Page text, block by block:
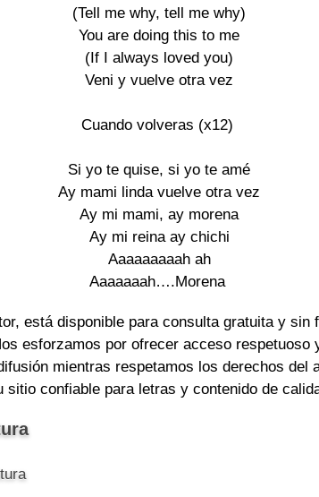
(Tell me why, tell me why)
You are doing this to me
(If I always loved you)
Veni y vuelve otra vez
Cuando volveras (x12)
Si yo te quise, si yo te amé
Ay mami linda vuelve otra vez
Ay mi mami, ay morena
Ay mi reina ay chichi
Aaaaaaaaah ah
Aaaaaaah….Morena
está disponible para consulta gratuita y sin
esforzamos por ofrecer acceso respetuoso
mientras respetamos los derechos del
sitio confiable para letras y contenido de